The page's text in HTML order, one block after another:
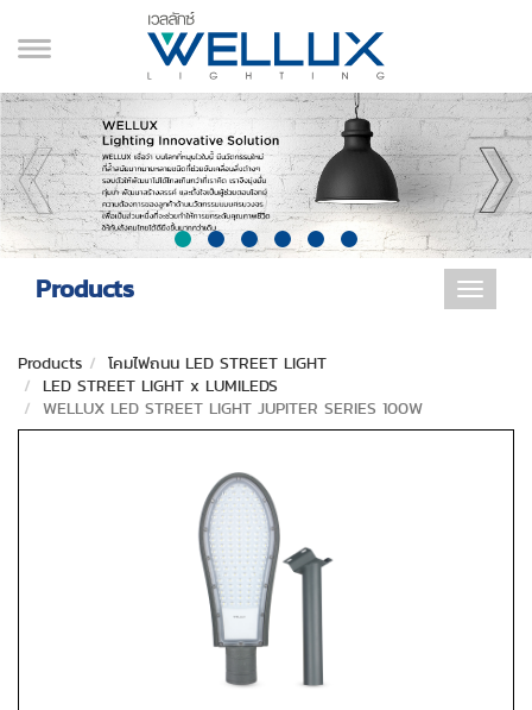
Toggle
Products
Products
โคมไฟถนน LED STREET LIGHT
LED STREET LIGHT x LUMILEDS
WELLUX LED STREET LIGHT JUPITER SERIES 100W